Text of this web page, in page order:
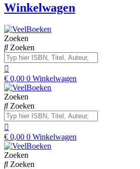
Winkelwagen
Zoeken
Zoeken
€ 0,00 0 Winkelwagen
Zoeken
Zoeken
€ 0,00 0 Winkelwagen
Zoeken
Zoeken